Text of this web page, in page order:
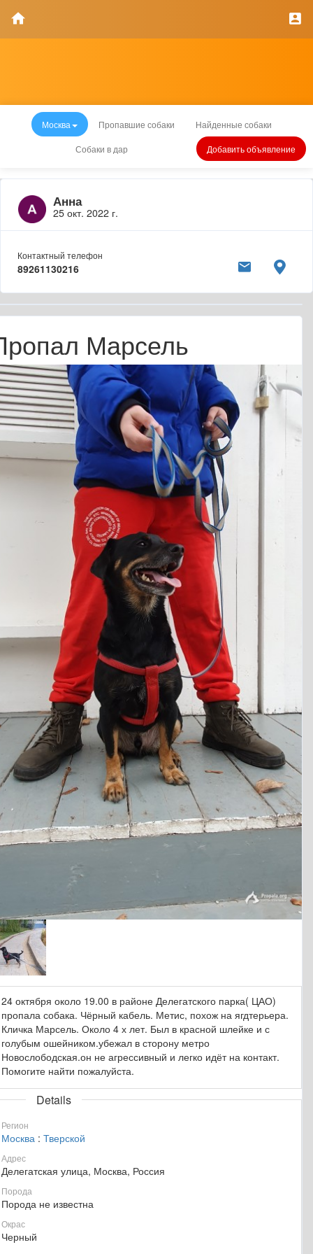
Москва Пропавшие собаки Найденные собаки
Собаки в дар Добавить объявление
Анна
25 окт. 2022 г.
Контактный телефон
89261130216
Марсель
24 октября около 19.00 в районе Делегатского парка( ЦАО)
пропала собака. Чёрный кабель. Метис, похож на ягдтерьера.
Кличка Марсель. Около 4 х лет. Был в красной шлейке и с
голубым ошейником.убежал в сторону метро
Новослободская.он не агрессивный и легко идёт на контакт.
Помогите найти пожалуйста.
Details
Регион
Москва : Тверской
Адрес
Делегатская улица, Москва, Россия
Порода
Порода не известна
Окрас
Черный